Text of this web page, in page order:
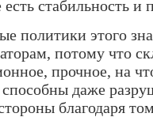
стабильность и
политики этого
потому что
прочное, на
способны даже
благодаря